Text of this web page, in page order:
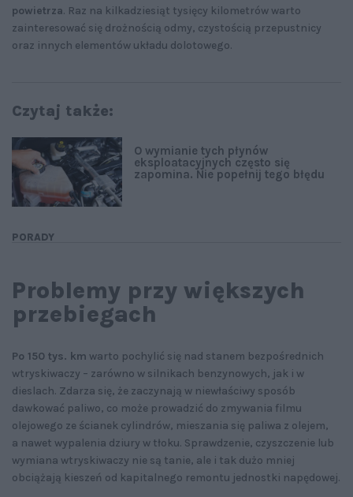
powietrza. Raz na kilkadziesiąt tysięcy kilometrów warto
zainteresować się drożnością odmy, czystością przepustnicy
oraz innych elementów układu dolotowego.
Czytaj także:
PORADY
O wymianie tych płynów
eksploatacyjnych często się
zapomina. Nie popełnij tego błędu
Problemy przy większych
przebiegach
Po 150 tys. km warto pochylić się nad stanem bezpośrednich
wtryskiwaczy – zarówno w silnikach benzynowych, jak i w
dieslach. Zdarza się, że zaczynają w niewłaściwy sposób
dawkować paliwo, co może prowadzić do zmywania filmu
olejowego ze ścianek cylindrów, mieszania się paliwa z olejem,
a nawet wypalenia dziury w tłoku. Sprawdzenie, czyszczenie lub
wymiana wtryskiwaczy nie są tanie, ale i tak dużo mniej
obciążają kieszeń od kapitalnego remontu jednostki napędowej.